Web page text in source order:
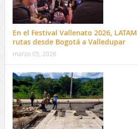
En el Festival Vallenato 2026,
rutas desde Bogotá a Valledupar
marzo 05, 2026